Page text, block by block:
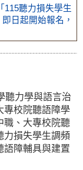
115聽力損失學生
日起開始報名，
力學與語言治
專校院聽語障學
職、大專校院聽
力損失學生調頻
語障輔具與建置